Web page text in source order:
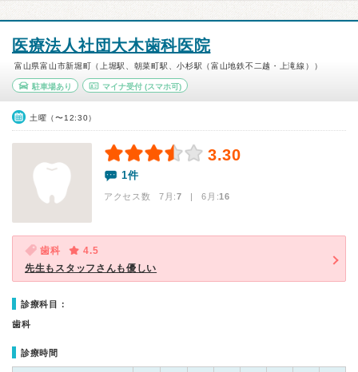
医療法人社団大木歯科医院
富山県富山市新堀町（上堀駅、朝菜町駅、小杉駅（富山地鉄不二越・上滝線））
駐車場あり マイナ受付(スマホ可)
土曜（〜12:30）
3.30
1件
アクセス数 7月:7 | 6月:16
歯科
4.5
先生もスタッフさんも優しい
診療科目：
歯科
診療時間